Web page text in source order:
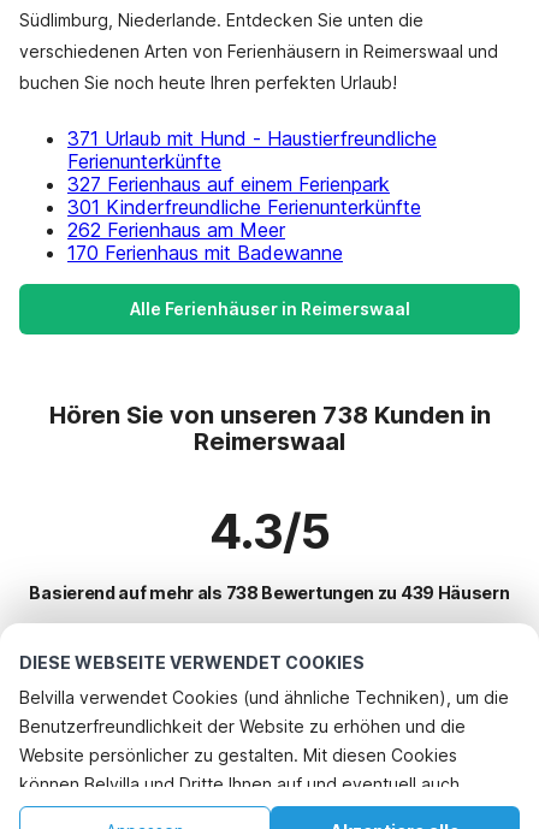
DIESE WEBSEITE VERWENDET COOKIES
Belvilla verwendet Cookies (und ähnliche Techniken), um die
Benutzerfreundlichkeit der Website zu erhöhen und die
Website persönlicher zu gestalten. Mit diesen Cookies
können Belvilla und Dritte Ihnen auf und eventuell auch
außerhalb unserer Website folgen, um Werbung Ihren
Südlimburg, Niederlande. Entdecken Sie unten die
verschiedenen Arten von Ferienhäusern in Reimerswaal und
buchen Sie noch heute Ihren perfekten Urlaub!
371 Urlaub mit Hund - Haustierfreundliche
Ferienunterkünfte
327 Ferienhaus auf einem Ferienpark
301 Kinderfreundliche Ferienunterkünfte
262 Ferienhaus am Meer
170 Ferienhaus mit Badewanne
Alle Ferienhäuser in Reimerswaal
Hören Sie von unseren 738 Kunden in
Reimerswaal
4.3/5
Basierend auf mehr als 738 Bewertungen zu 439 Häusern
Beliebteste Reiseziele für Urlaub
Top-Städte mit Top-Annehmlichkeiten für den Urlaub
Urlaub mit Hund - Haustierfreundliche Ferienunterkünfte s-
Urlaub mit Hund - Haustierfreundliche Ferienunterkünfte reimerswaal
Beliebte Ausstattungen für Urlaub in Reimerswaal
Urlaub mit Hund - Haustierfreundliche Ferienunterkünfte
Telefonisch buchen